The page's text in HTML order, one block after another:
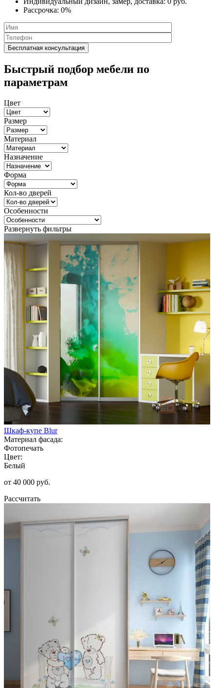
Рассрочка: 0%
Быстрый подбор мебели по
параметрам
Цвет
Размер
Материал
Назначение
Форма
Кол-во дверей
Особенности
Развернуть фильтры
Шкаф-купе Blur
Материал фасада:
Фотопечать
Цвет:
Белый
от 40 000 руб.
Рассчитать